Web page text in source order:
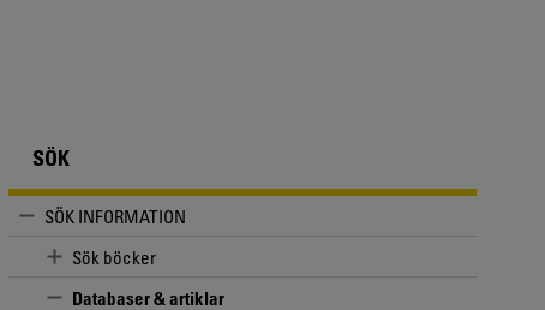
SÖK
SÖK INFORMATION
Sök böcker
Databaser & artiklar